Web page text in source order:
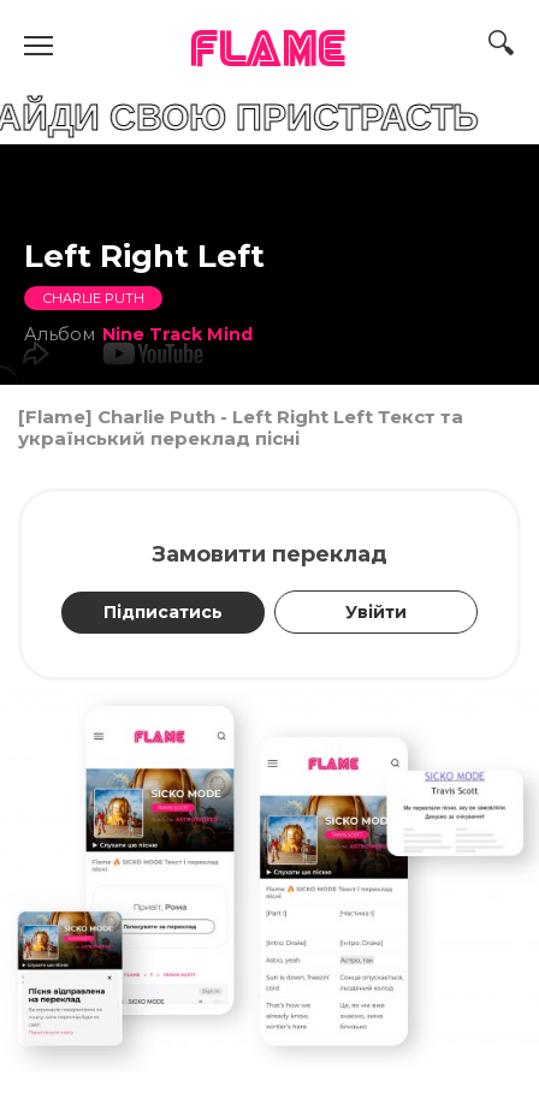
FLAME
ПРИСТРАСТЬ
Left Right Left
CHARLIE PUTH
Альбом Nine Track Mind
[Flame] Charlie Puth - Left Right Left Текст та
український переклад пісні
Замовити переклад
Підписатись Увійти